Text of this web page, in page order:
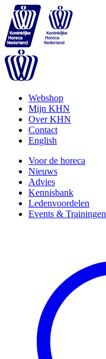
Webshop
Mijn KHN
Over KHN
Contact
English
Voor de horeca
Nieuws
Advies
Kennisbank
Ledenvoordelen
Events & Trainingen